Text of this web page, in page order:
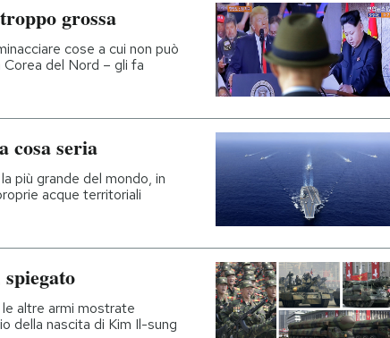
grossa
cose a cui non può
del Nord – gli fa
cosa seria
più grande del mondo, in
acque territoriali
altre armi mostrate
della nascita di Kim Il-sung